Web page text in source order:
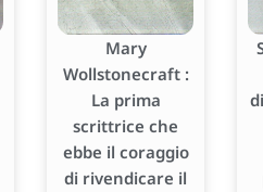
Mary
Wollstonecraft :
La prima
scrittrice che
ebbe il coraggio
di rivendicare il